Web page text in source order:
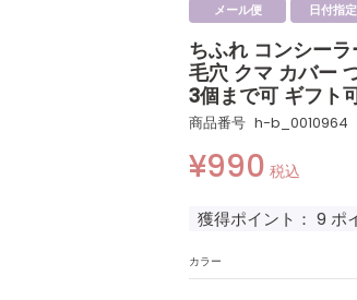
メール便 日付指
ちふれ コンシー
毛穴 クマ カバー
3個まで可 ギフト
商品番号 h-b_0010964
¥990 税込
獲得ポイント： 9 ポ
カラー